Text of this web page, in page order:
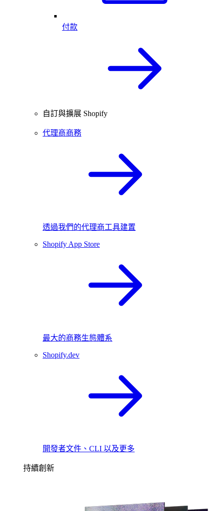
付款
自訂與擴展 Shopify
代理商商務
透過我們的代理商工具建置
Shopify App Store
最大的商務生態體系
Shopify.dev
開發者文件、CLI 以及更多
持續創新